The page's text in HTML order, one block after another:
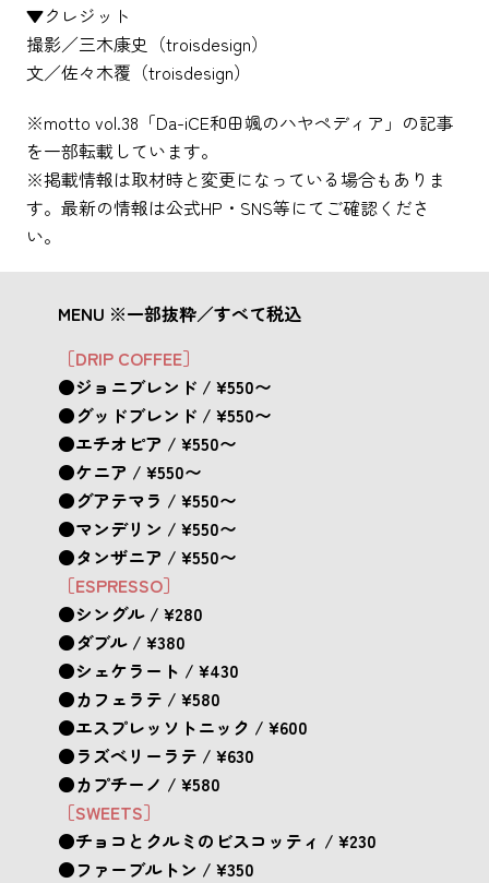
▼クレジット
撮影／三木康史（troisdesign）
文／佐々木覆（troisdesign）
※motto vol.38「Da-iCE和田颯のハヤペディア」の記事
を一部転載しています。
※掲載情報は取材時と変更になっている場合もありま
す。最新の情報は公式HP・SNS等にてご確認くださ
い。
MENU ※一部抜粋／すべて税込
［DRIP COFFEE］
●ジョニブレンド / ¥550〜
●グッドブレンド / ¥550〜
●エチオピア / ¥550〜
●ケニア / ¥550〜
●グアテマラ / ¥550〜
●マンデリン / ¥550〜
●タンザニア / ¥550〜
［ESPRESSO］
●シングル / ¥280
●ダブル / ¥380
●シェケラート / ¥430
●カフェラテ / ¥580
●エスプレッソトニック / ¥600
●ラズベリーラテ / ¥630
●カプチーノ / ¥580
［SWEETS］
●チョコとクルミのビスコッティ / ¥230
●ファーブルトン / ¥350